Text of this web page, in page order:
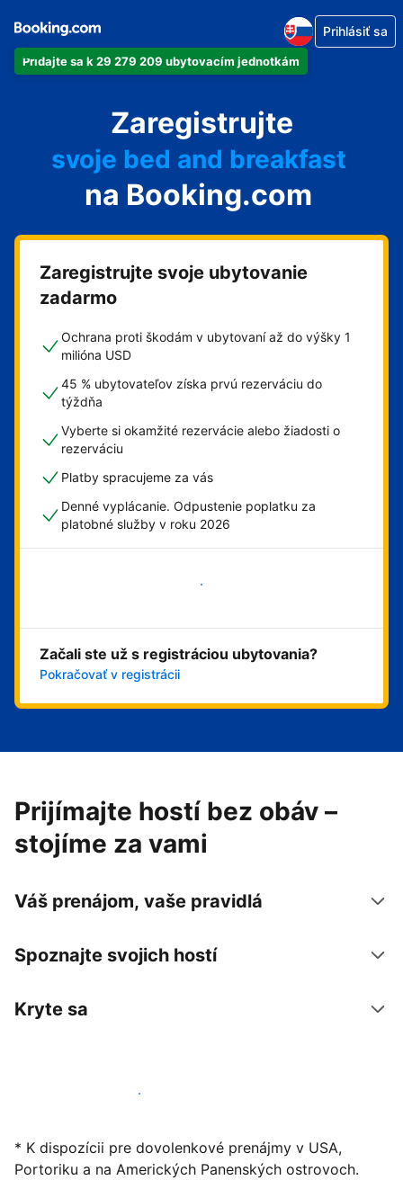
Pridajte sa k 29 279 209 ubytovacím jednotkám
Prihlásiť sa
Zaregistrujte
svoj hotel
svoj penzión
svoje bed and breakfast
na Booking.com
Zaregistrujte svoje ubytovanie
zadarmo
Ochrana proti škodám v ubytovaní až do výšky 1
milióna USD
45 % ubytovateľov získa prvú rezerváciu do
týždňa
Vyberte si okamžité rezervácie alebo žiadosti o
rezerváciu
Platby spracujeme za vás
Denné vyplácanie. Odpustenie poplatku za
platobné služby v roku 2026
Začali ste už s registráciou ubytovania?
Pokračovať v registrácii
Prijímajte hostí bez obáv –
stojíme za vami
Váš prenájom, vaše pravidlá
Spoznajte svojich hostí
Kryte sa
Začať ponúkať svoje ubytovanie
* K dispozícii pre dovolenkové prenájmy v USA,
Portoriku a na Amerických Panenských ostrovoch.